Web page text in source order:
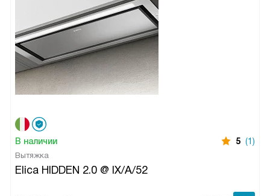
В наличии 5 (1)
Вытяжка
Elica HIDDEN 2.0 @ IX/A/52